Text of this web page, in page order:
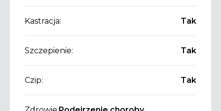
Kastracja: Tak
Szczepienie: Tak
Czip: Tak